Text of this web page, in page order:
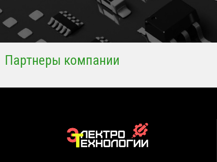
Партнеры компании